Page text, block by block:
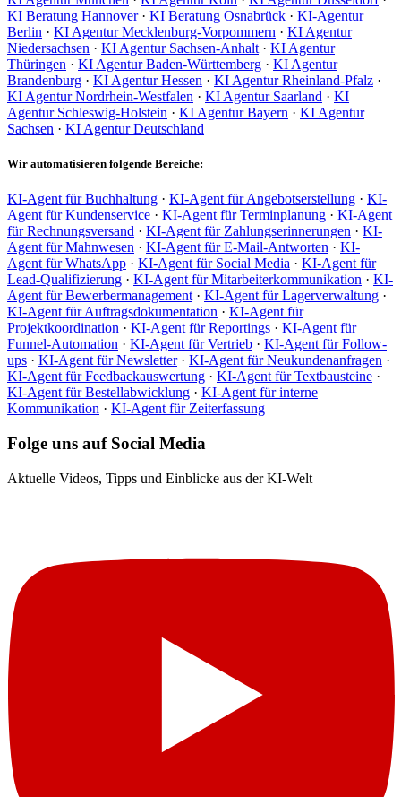
KI Beratung Hannover· KI Beratung Osnabrück · KI-Agentur
Berlin · KI Agentur Mecklenburg-Vorpommern · KI Agentur
Niedersachsen · KI Agentur Sachsen-Anhalt · KI Agentur
Thüringen · KI Agentur Baden-Württemberg · KI Agentur
Brandenburg · KI Agentur Hessen · KI Agentur Rheinland-Pfalz ·
KI Agentur Nordrhein-Westfalen · KI Agentur Saarland · KI
Agentur Schleswig-Holstein · KI Agentur Bayern · KI Agentur
Sachsen · KI Agentur Deutschland
Wir automatisieren folgende Bereiche:
KI-Agent für Buchhaltung · KI-Agent für Angebotserstellung · KI-
Agent für Kundenservice · KI-Agent für Terminplanung · KI-Agent
für Rechnungsversand · KI-Agent für Zahlungserinnerungen · KI-
Agent für Mahnwesen · KI-Agent für E-Mail-Antworten · KI-
Agent für WhatsApp · KI-Agent für Social Media · KI-Agent für
Lead-Qualifizierung · KI-Agent für Mitarbeiterkommunikation · KI-
Agent für Bewerbermanagement· KI-Agent für Lagerverwaltung ·
KI-Agent für Auftragsdokumentation · KI-Agent für
Projektkoordination · KI-Agent für Reportings · KI-Agent für
Funnel-Automation · KI-Agent für Vertrieb · KI-Agent für Follow-
ups · KI-Agent für Newsletter· KI-Agent für Neukundenanfragen ·
KI-Agent für Feedbackauswertung · KI-Agent für Textbausteine ·
KI-Agent für Bestellabwicklung · KI-Agent für interne
Kommunikation · KI-Agent für Zeiterfassung
Folge uns auf Social Media
Aktuelle Videos, Tipps und Einblicke aus der KI-Welt